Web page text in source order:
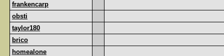
frankencarp
obsti
taylor180
brico
homealone